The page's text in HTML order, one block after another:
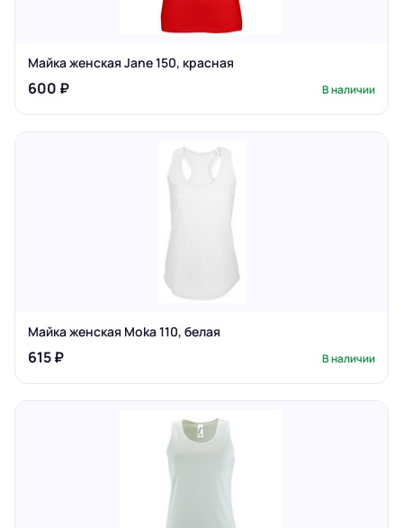
Майка женская Jane 150, красная
600 ₽ В наличии
Майка женская Moka 110, белая
615 ₽ В наличии